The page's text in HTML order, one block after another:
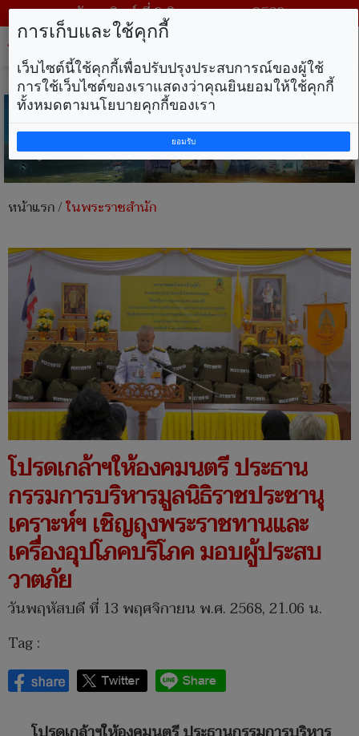
วันอาทิตย์ ที่ 9 สิงหาคม พ.ศ. 2569
หน้าแรก/ในพระราชสำนัก
โปรดเกล้าฯให้องคมนตรี ประธาน
กรรมการบริหารมูลนิธิราชประชานุ
เคราะห์ฯ เชิญถุงพระราชทานและ
เครื่องอุปโภคบริโภค มอบผู้ประสบ
วาตภัย
วันพฤหัสบดี ที่ 13 พฤศจิกายน พ.ศ. 2568, 21.06 น.
Tag :
การเก็บและใช้คุกกี้
เว็บไซต์นี้ใช้คุกกี้เพื่อปรับปรุงประสบการณ์ของผู้ใช้
การใช้เว็บไซต์ของเราแสดงว่าคุณยินยอมให้ใช้คุกกี้
ทั้งหมดตามนโยบายคุกกี้ของเรา
ยอมรับ